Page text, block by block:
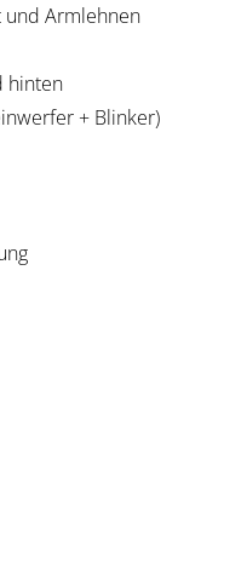
und Armlehnen
hinten
+ Blinker)